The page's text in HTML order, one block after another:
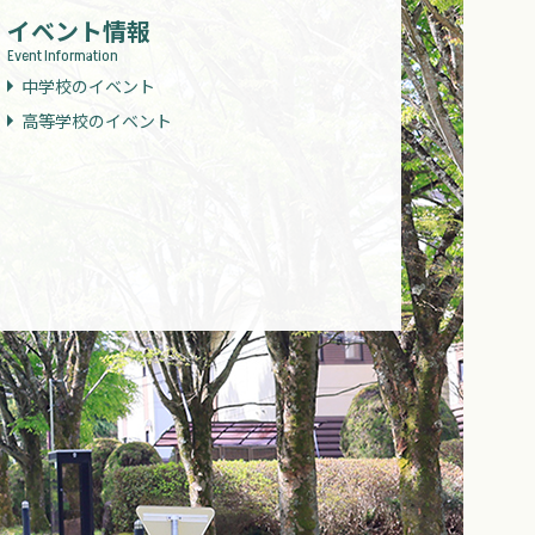
イベント情報
Event Information
中学校のイベント
高等学校のイベント